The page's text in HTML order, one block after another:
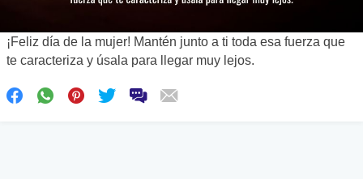
¡Feliz día de la mujer! Mantén junto a ti toda esa fuerza que
te caracteriza y úsala para llegar muy lejos.